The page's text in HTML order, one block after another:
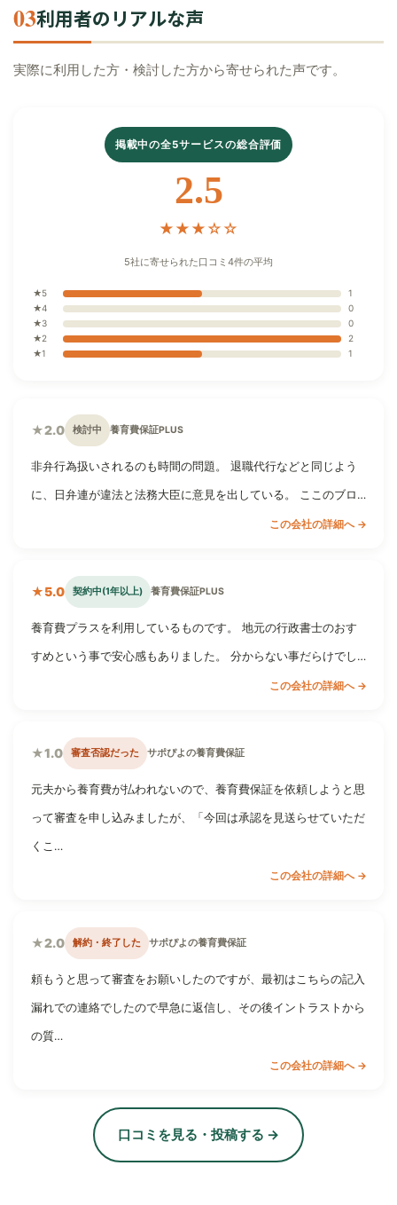
03利用者のリアルな声
実際に利用した方・検討した方から寄せられた声です。
掲載中の全5サービスの総合評価
2.5
★★★☆☆
5社に寄せられた口コミ4件の平均
★5
1
★4
0
★3
0
★2
2
★1
1
★2.0 検討中 養育費保証PLUS
非弁行為扱いされるのも時間の問題。 退職代行などと同じよう
に、日弁連が違法と法務大臣に意見を出している。 ここのブロ…
この会社の詳細へ →
★5.0 契約中(1年以上) 養育費保証PLUS
養育費プラスを利用しているものです。 地元の行政書士のおす
すめという事で安心感もありました。 分からない事だらけでし…
この会社の詳細へ →
★1.0 審査否認だった サポぴよの養育費保証
元夫から養育費が払われないので、養育費保証を依頼しようと思
って審査を申し込みましたが、「今回は承認を見送らせていただ
くこ…
この会社の詳細へ →
★2.0 解約・終了した サポぴよの養育費保証
頼もうと思って審査をお願いしたのですが、最初はこちらの記入
漏れでの連絡でしたので早急に返信し、その後イントラストから
の質…
この会社の詳細へ →
口コミを見る・投稿する →